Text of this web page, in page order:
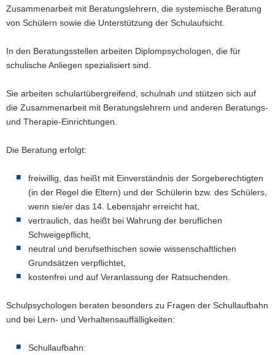
Zusammenarbeit mit Beratungslehrern, die systemische Beratung
von Schülern sowie die Unterstützung der Schulaufsicht.
In den Beratungsstellen arbeiten Diplompsychologen, die für
schulische Anliegen spezialisiert sind.
Sie arbeiten schulartübergreifend, schulnah und stützen sich auf
die Zusammenarbeit mit Beratungslehrern und anderen Beratungs-
und Therapie-Einrichtungen.
Die Beratung erfolgt:
freiwillig, das heißt mit Einverständnis der Sorgeberechtigten
(in der Regel die Eltern) und der Schülerin bzw. des Schülers,
wenn sie/er das 14. Lebensjahr erreicht hat,
vertraulich, das heißt bei Wahrung der beruflichen
Schweigepflicht,
neutral und berufsethischen sowie wissenschaftlichen
Grundsätzen verpflichtet,
kostenfrei und auf Veranlassung der Ratsuchenden.
Schulpsychologen beraten besonders zu Fragen der Schullaufbahn
und bei Lern- und Verhaltensauffälligkeiten:
Schullaufbahn: